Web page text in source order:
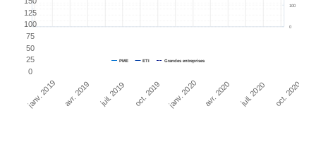
PME ETI Grandes entreprises
0
100
janv. 2019 avr. 2019 juil. 2019 oct. 2019 janv. 2020 avr. 2020 juil. 2020 oct. 2020
0
25
50
75
100
125